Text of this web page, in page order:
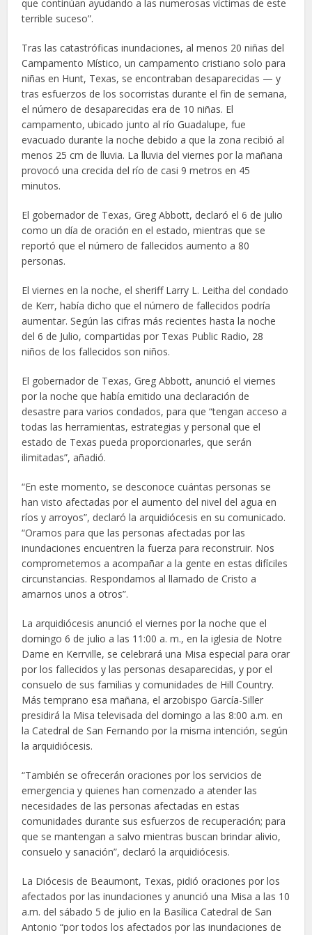
que continúan ayudando a las numerosas víctimas de este
terrible suceso”.
Tras las catastróficas inundaciones, al menos 20 niñas del
Campamento Místico, un campamento cristiano solo para
niñas en Hunt, Texas, se encontraban desaparecidas — y
tras esfuerzos de los socorristas durante el fin de semana,
el número de desaparecidas era de 10 niñas. El
campamento, ubicado junto al río Guadalupe, fue
evacuado durante la noche debido a que la zona recibió al
menos 25 cm de lluvia. La lluvia del viernes por la mañana
provocó una crecida del río de casi 9 metros en 45
minutos.
El gobernador de Texas, Greg Abbott, declaró el 6 de julio
como un día de oración en el estado, mientras que se
reportó que el número de fallecidos aumento a 80
personas.
El viernes en la noche, el sheriff Larry L. Leitha del condado
de Kerr, había dicho que el número de fallecidos podría
aumentar. Según las cifras más recientes hasta la noche
del 6 de Julio, compartidas por Texas Public Radio, 28
niños de los fallecidos son niños.
El gobernador de Texas, Greg Abbott, anunció el viernes
por la noche que había emitido una declaración de
desastre para varios condados, para que “tengan acceso a
todas las herramientas, estrategias y personal que el
estado de Texas pueda proporcionarles, que serán
ilimitadas”, añadió.
“En este momento, se desconoce cuántas personas se
han visto afectadas por el aumento del nivel del agua en
ríos y arroyos”, declaró la arquidiócesis en su comunicado.
“Oramos para que las personas afectadas por las
inundaciones encuentren la fuerza para reconstruir. Nos
comprometemos a acompañar a la gente en estas difíciles
circunstancias. Respondamos al llamado de Cristo a
amarnos unos a otros”.
La arquidiócesis anunció el viernes por la noche que el
domingo 6 de julio a las 11:00 a. m., en la iglesia de Notre
Dame en Kerrville, se celebrará una Misa especial para orar
por los fallecidos y las personas desaparecidas, y por el
consuelo de sus familias y comunidades de Hill Country.
Más temprano esa mañana, el arzobispo García-Siller
presidirá la Misa televisada del domingo a las 8:00 a.m. en
la Catedral de San Fernando por la misma intención, según
la arquidiócesis.
“También se ofrecerán oraciones por los servicios de
emergencia y quienes han comenzado a atender las
necesidades de las personas afectadas en estas
comunidades durante sus esfuerzos de recuperación; para
que se mantengan a salvo mientras buscan brindar alivio,
consuelo y sanación”, declaró la arquidiócesis.
La Diócesis de Beaumont, Texas, pidió oraciones por los
afectados por las inundaciones y anunció una Misa a las 10
a.m. del sábado 5 de julio en la Basílica Catedral de San
Antonio “por todos los afectados por las inundaciones de